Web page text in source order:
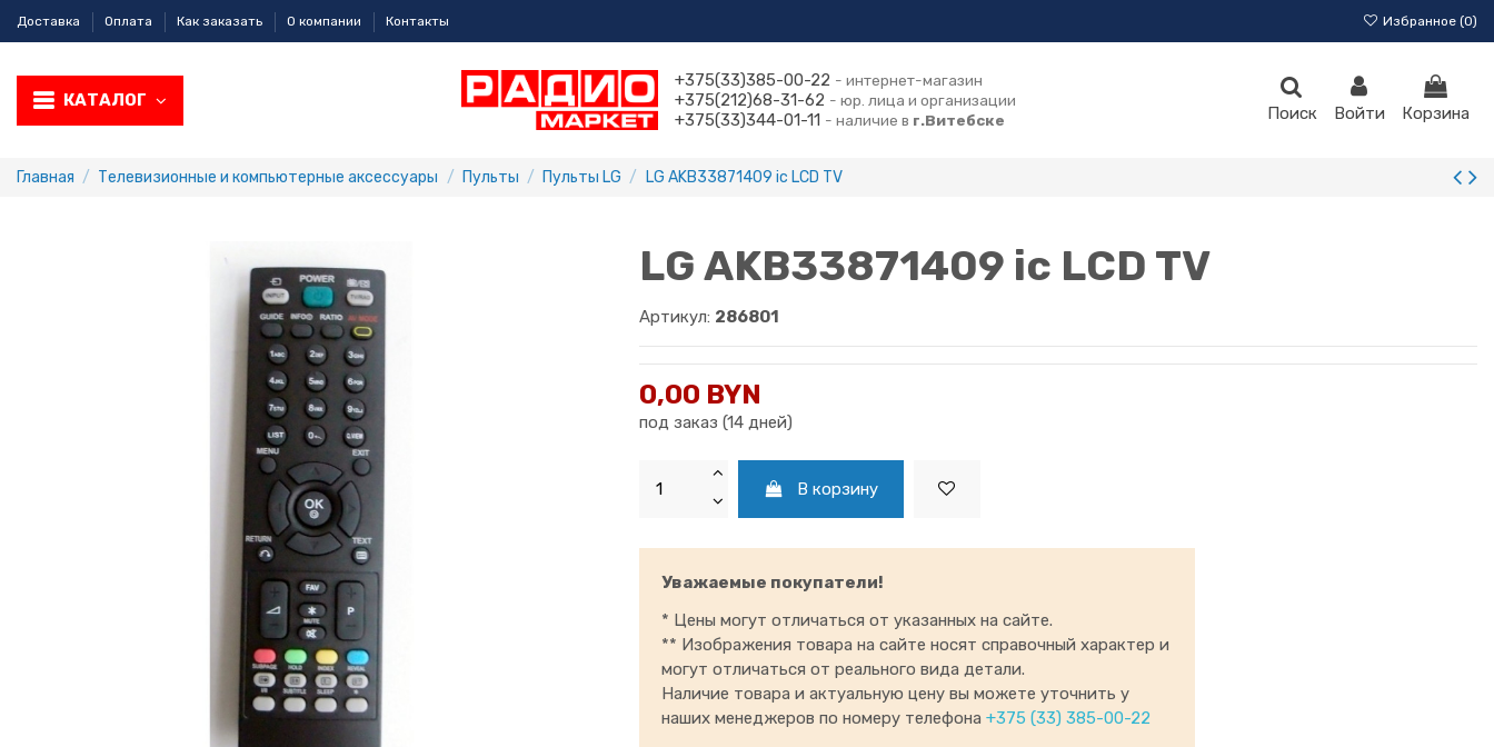
Доставка Оплата Как заказать О компании Контакты Избранное (0)
КАТАЛОГ
+375(33)385-00-22 - интернет-магазин
+375(212)68-31-62 - юр. лица и организации
+375(33)344-01-11 - наличие в г.Витебскe Поиск Войти Корзина
Главная Телевизионные и компьютерные аксессуары Пульты Пульты LG LG AKB33871409 ic LCD TV
LG AKB33871409 ic LCD TV
Артикул: 286801
0,00 BYN
под заказ (14 дней)
В корзину
Уважаемые покупатели!
* Цены могут отличаться от указанных на сайте.
** Изображения товара на сайте носят справочный характер и
могут отличаться от реального вида детали.
Наличие товара и актуальную цену вы можете уточнить у
наших менеджеров по номеру телефона +375 (33) 385-00-22